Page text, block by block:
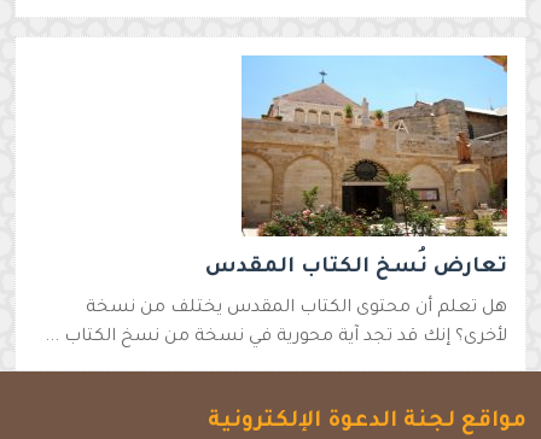
تعارض نُسخ الكتاب المقدس
هل تعلم أن محتوى الكتاب المقدس يختلف من نسخة
لأخرى؟ إنك قد تجد آية محورية في نسخة من نسخ الكتاب ...
مواقع لجنة الدعوة الإلكترونية